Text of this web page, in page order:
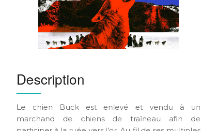
Description
Le chien Buck est enlevé et vendu à un
marchand de chiens de traîneau afin de